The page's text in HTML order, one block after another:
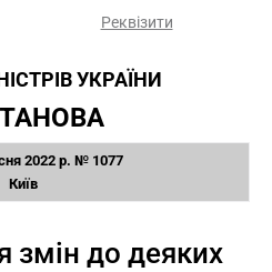
Реквізити
УКРАЇНИ
2022 р. № 1077
Київ
змін до деяких